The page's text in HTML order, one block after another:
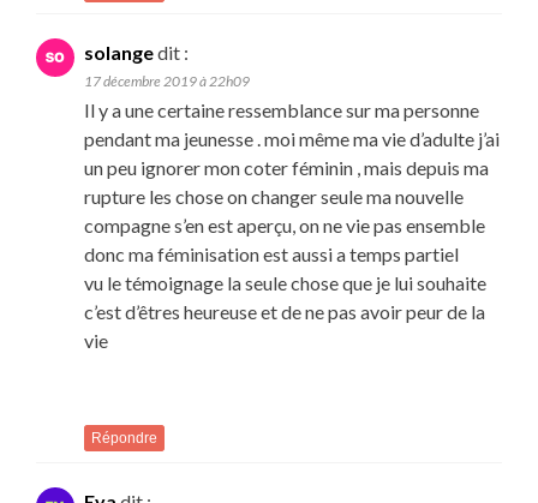
solangedit :
17 décembre 2019 à 22h09
Il y a une certaine ressemblance sur ma personne
pendant ma jeunesse . moi même ma vie d’adulte j’ai
un peu ignorer mon coter féminin , mais depuis ma
rupture les chose on changer seule ma nouvelle
compagne s’en est aperçu, on ne vie pas ensemble
donc ma féminisation est aussi a temps partiel
vu le témoignage la seule chose que je lui souhaite
c’est d’êtres heureuse et de ne pas avoir peur de la
vie
Répondre